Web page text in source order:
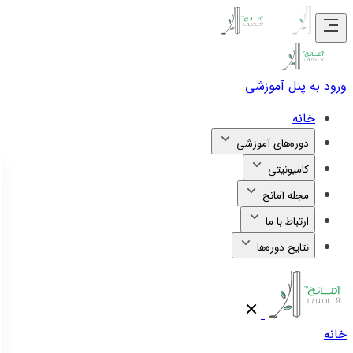
ورود به پنل آموزشی
خانه
دوره‌های آموزشی
کامیونیتی
مجله آمانج
ارتباط با ما
نتایج دوره‌ها
خانه